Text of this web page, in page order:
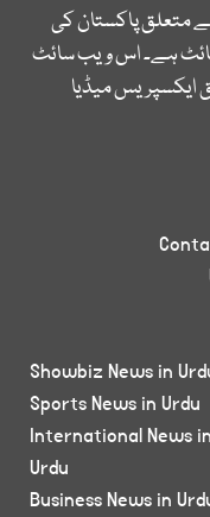
متعلق پاکستان کی
ہے۔ اس ویب سائٹ
ایکسپریس میڈیا
Showbiz News in
Sports News in Urdu
International News in
Urdu
Business News in